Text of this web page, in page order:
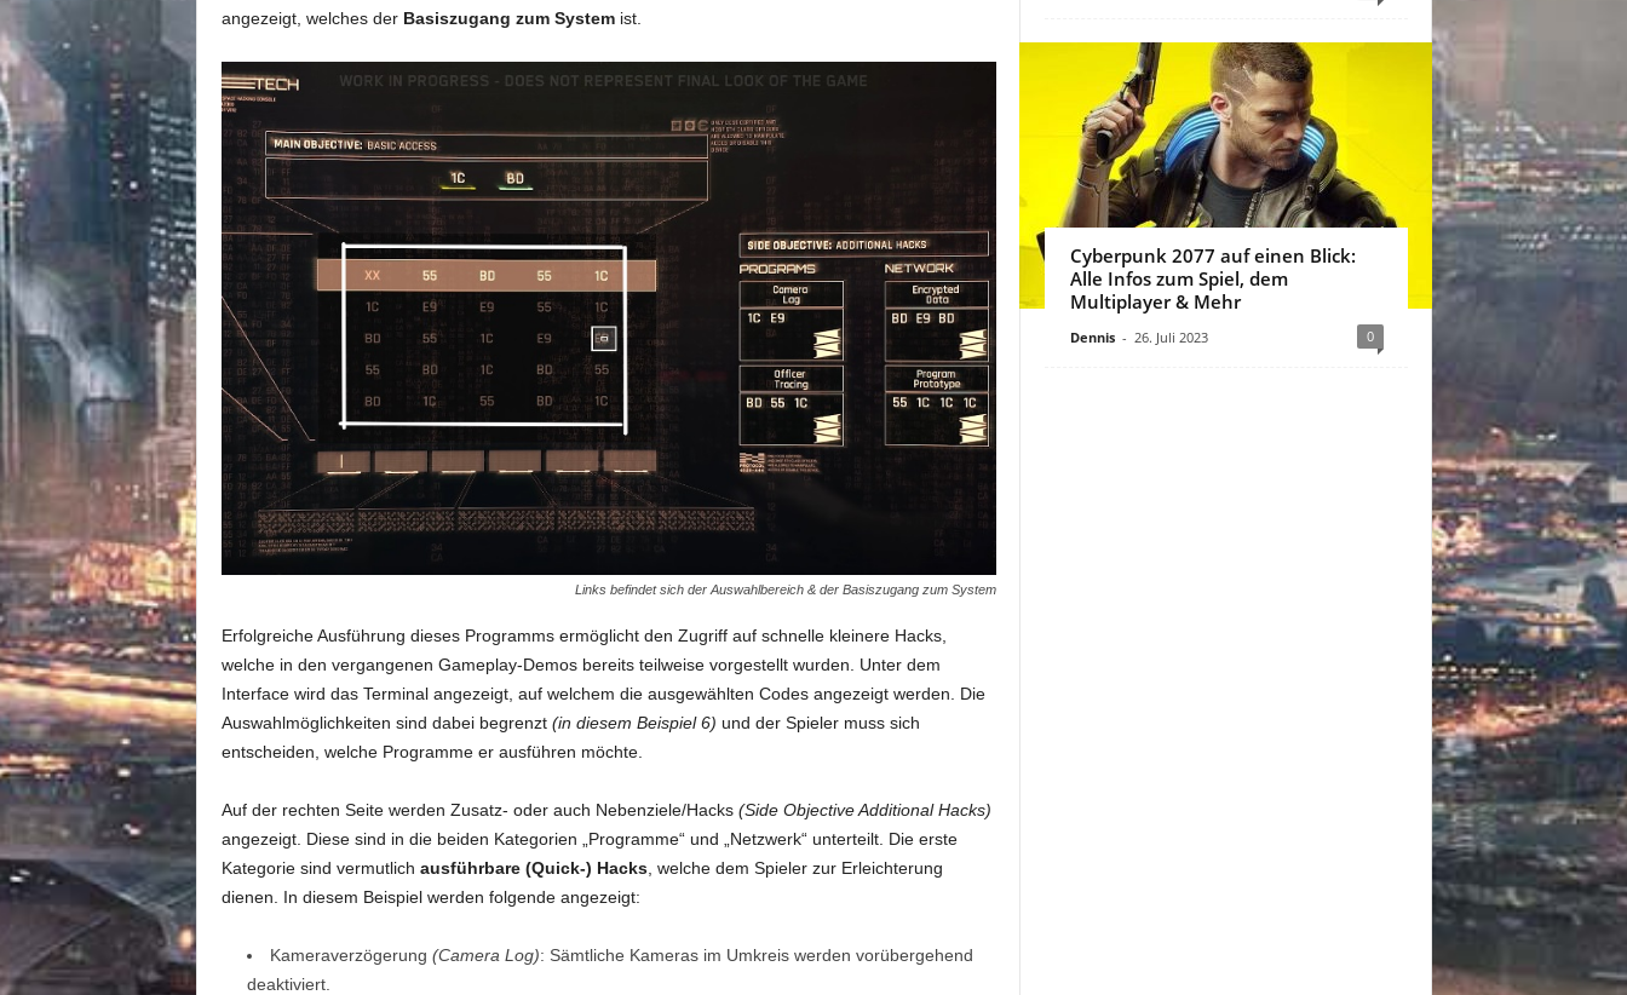
angezeigt, welches der Basiszugang zum Systemist.
Links befindet sich der Auswahlbereich & der Basiszugang zum System
Erfolgreiche Ausführung dieses Programms ermöglicht den Zugriff auf schnelle kleinere Hacks,
welche in den vergangenen Gameplay-Demos bereits teilweise vorgestellt wurden. Unter dem
Interface wird das Terminal angezeigt, auf welchem die ausgewählten Codes angezeigt werden. Die
Auswahlmöglichkeiten sind dabei begrenzt (in diesem Beispiel 6) und der Spieler muss sich
entscheiden, welche Programme er ausführen möchte.
Auf der rechten Seite werden Zusatz- oder auch Nebenziele/Hacks (Side Objective Additional Hacks)
angezeigt. Diese sind in die beiden Kategorien „Programme“ und „Netzwerk“ unterteilt. Die erste
Kategorie sind vermutlich ausführbare (Quick-) Hacks, welche dem Spieler zur Erleichterung
dienen. In diesem Beispiel werden folgende angezeigt:
Kameraverzögerung (Camera Log): Sämtliche Kameras im Umkreis werden vorübergehend
deaktiviert.
Cyberpunk 2077 auf einen Blick:
Alle Infos zum Spiel, dem
Multiplayer & Mehr
Dennis - 26. Juli 2023 0